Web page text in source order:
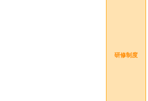
研修制度